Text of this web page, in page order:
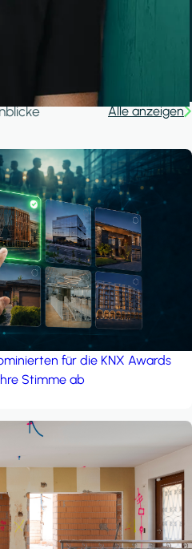
Alle anzeigen
für die KNX Awards
Stimme ab